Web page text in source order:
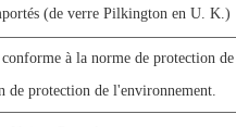
(de verre Pilkington en U. K.)
à la norme de protection
de protection de l'environnement.